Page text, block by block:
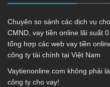
Chuyên so sánh các dịch vụ
CMND, vay tiền online lãi suất
tổng hợp các web vay tiền
công ty tài chính tại Việt Nam
Vaytienonline.com không phải
công ty cho vay!